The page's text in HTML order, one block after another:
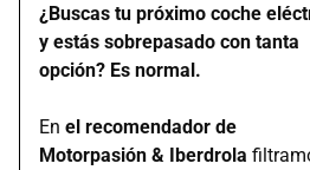
¿Buscas tu próximo coche
y estás sobrepasado con tanta
opción? Es normal.
En el recomendador de
Motorpasión & Iberdrola